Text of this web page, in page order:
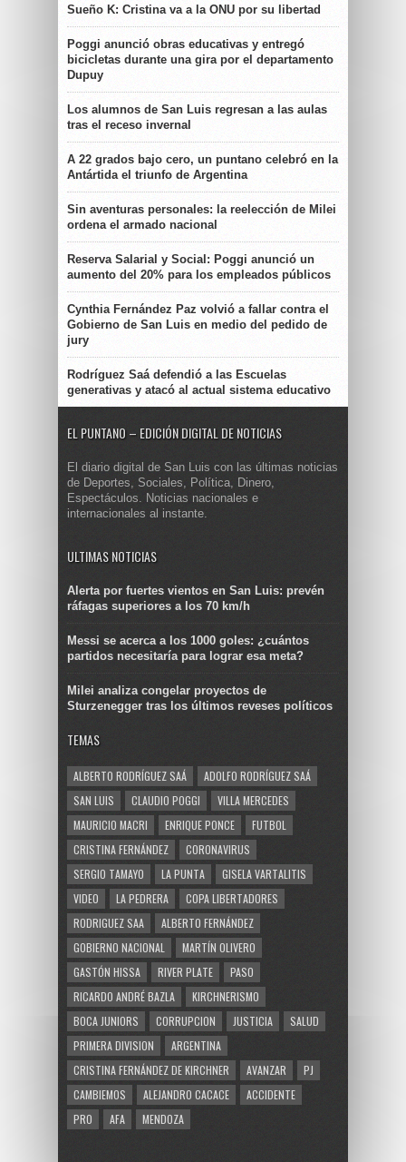
Sueño K: Cristina va a la ONU por su libertad
Poggi anunció obras educativas y entregó
bicicletas durante una gira por el departamento
Dupuy
Los alumnos de San Luis regresan a las aulas
tras el receso invernal
A 22 grados bajo cero, un puntano celebró en la
Antártida el triunfo de Argentina
Sin aventuras personales: la reelección de Milei
ordena el armado nacional
Reserva Salarial y Social: Poggi anunció un
aumento del 20% para los empleados públicos
Cynthia Fernández Paz volvió a fallar contra el
Gobierno de San Luis en medio del pedido de
jury
Rodríguez Saá defendió a las Escuelas
generativas y atacó al actual sistema educativo
EL PUNTANO – EDICIÓN DIGITAL DE NOTICIAS
El diario digital de San Luis con las últimas noticias
de Deportes, Sociales, Política, Dinero,
Espectáculos. Noticias nacionales e
internacionales al instante.
ULTIMAS NOTICIAS
Alerta por fuertes vientos en San Luis: prevén
ráfagas superiores a los 70 km/h
Messi se acerca a los 1000 goles: ¿cuántos
partidos necesitaría para lograr esa meta?
Milei analiza congelar proyectos de
Sturzenegger tras los últimos reveses políticos
TEMAS
ALBERTO RODRÍGUEZ SAÁ
ADOLFO RODRÍGUEZ SAÁ
SAN LUIS
CLAUDIO POGGI
VILLA MERCEDES
MAURICIO MACRI
ENRIQUE PONCE
FUTBOL
CRISTINA FERNÁNDEZ
CORONAVIRUS
SERGIO TAMAYO
LA PUNTA
GISELA VARTALITIS
VIDEO
LA PEDRERA
COPA LIBERTADORES
RODRIGUEZ SAA
ALBERTO FERNÁNDEZ
GOBIERNO NACIONAL
MARTÍN OLIVERO
GASTÓN HISSA
RIVER PLATE
PASO
RICARDO ANDRÉ BAZLA
KIRCHNERISMO
BOCA JUNIORS
CORRUPCION JUSTICIA
SALUD
PRIMERA DIVISION
ARGENTINA
CRISTINA FERNÁNDEZ DE KIRCHNER
AVANZAR
PJ
CAMBIEMOS
ALEJANDRO CACACE
ACCIDENTE
PRO
AFA MENDOZA